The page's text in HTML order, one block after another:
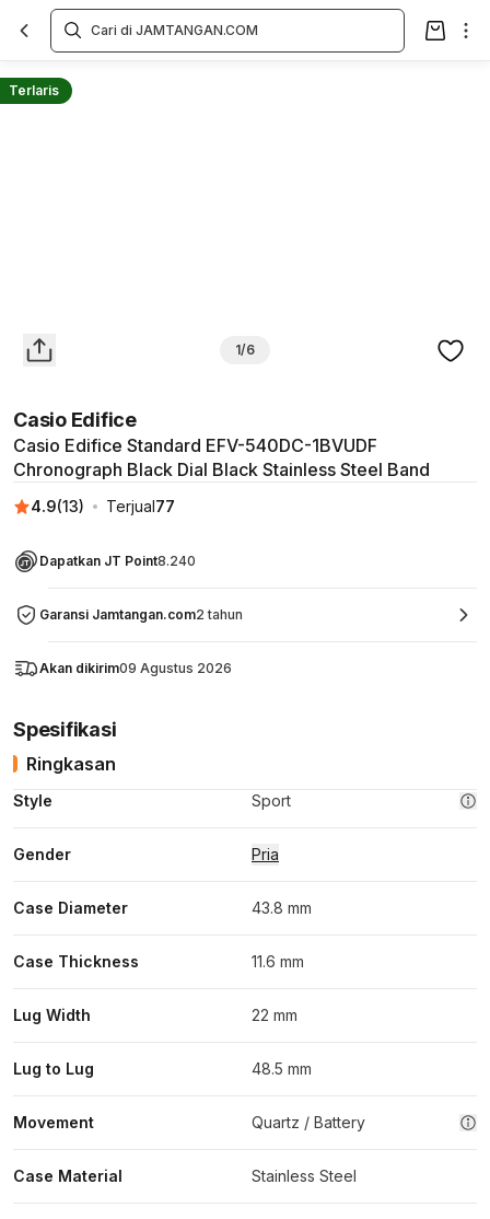
Terlaris
1/6
Casio Edifice
Casio Edifice Standard EFV-540DC-1BVUDF
Chronograph Black Dial Black Stainless Steel Band
4.9(13) Terjual77
Dapatkan JT Point8.240
Garansi Jamtangan.com2 tahun
Akan dikirim09 Agustus 2026
Overview
Spesifikasi
Ringkasan
Style Sport
Gender Pria
Case Diameter 43.8 mm
Case Thickness 11.6 mm
Lug Width 22 mm
Lug to Lug 48.5 mm
Movement Quartz / Battery
Case Material Stainless Steel